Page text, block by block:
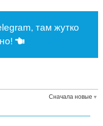
там жутко
Сначала новые